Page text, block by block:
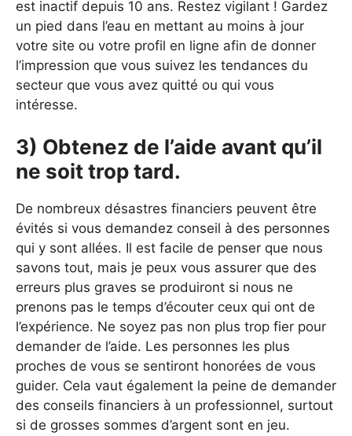
est inactif depuis 10 ans. Restez vigilant ! Gardez
un pied dans l’eau en mettant au moins à jour
votre site ou votre profil en ligne afin de donner
l’impression que vous suivez les tendances du
secteur que vous avez quitté ou qui vous
intéresse.
3) Obtenez de l’aide avant qu’il
ne soit trop tard.
De nombreux désastres financiers peuvent être
évités si vous demandez conseil à des personnes
qui y sont allées. Il est facile de penser que nous
savons tout, mais je peux vous assurer que des
erreurs plus graves se produiront si nous ne
prenons pas le temps d’écouter ceux qui ont de
l’expérience. Ne soyez pas non plus trop fier pour
demander de l’aide. Les personnes les plus
proches de vous se sentiront honorées de vous
guider. Cela vaut également la peine de demander
des conseils financiers à un professionnel, surtout
si de grosses sommes d’argent sont en jeu.